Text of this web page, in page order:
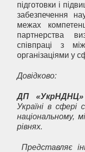
підготовки і
забезпечення
межах
партнерства
співпраці з
організаціями у
Довідково:
ДП
Україні в сфері
національному,
рівнях.
Представляє